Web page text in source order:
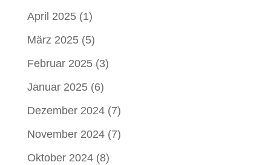
April 2025(1)
März 2025(5)
Februar 2025(3)
Januar 2025(6)
Dezember 2024(7)
November 2024(7)
Oktober 2024(8)